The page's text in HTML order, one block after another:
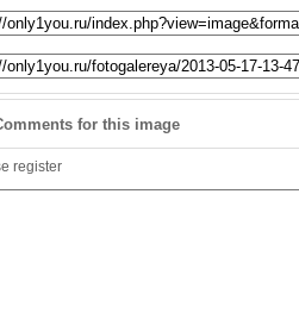
for this image
register